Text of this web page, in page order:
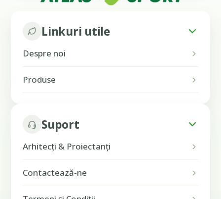
Linkuri utile
Despre noi
Produse
Suport
Arhitecți & Proiectanți
Contactează-ne